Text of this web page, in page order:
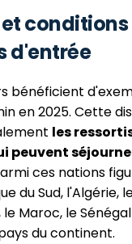
conditions
d'entrée
bénéficient
en 2025. Cette
les
peuvent
ces nations
du Sud, l'Algérie,
le Maroc, le
du continent.